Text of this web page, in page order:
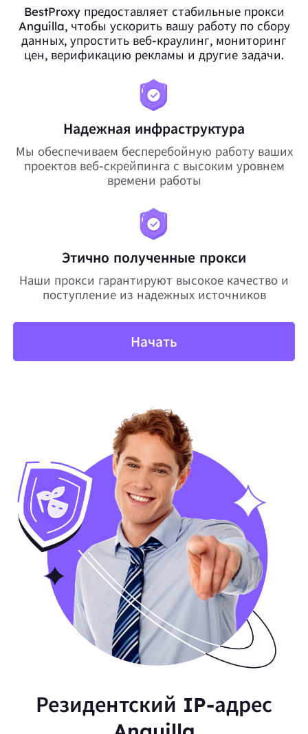
BestProxy предоставляет стабильные прокси
Anguilla, чтобы ускорить вашу работу по сбору
данных, упростить веб-краулинг, мониторинг
цен, верификацию рекламы и другие задачи.
Надежная инфраструктура
Мы обеспечиваем бесперебойную работу ваших
проектов веб-скрейпинга с высоким уровнем
времени работы
Этично полученные прокси
Наши прокси гарантируют высокое качество и
поступление из надежных источников
Начать
Резидентский IP-адрес